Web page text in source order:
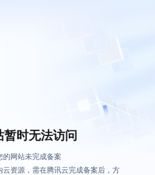
暂时无法访问
的网站未完成备案
云资源，需在腾讯云完成备案后，方